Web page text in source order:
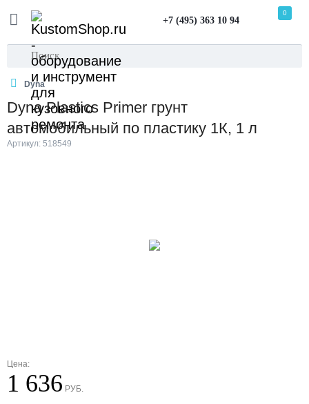
+7 (495) 363 10 94
0
Dyna
Dyna Plastics Primer грунт
автомобильный по пластику 1К, 1 л
Артикул: 518549
Цена:
1 636 РУБ.